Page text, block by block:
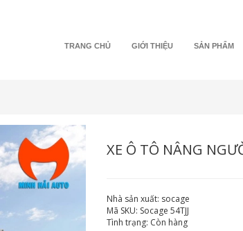
TRANG CHỦ GIỚI THIỆU SẢN PHẨM
XE Ô TÔ NÂNG
Nhà sản xuất: socage
Mã SKU: Socage 54TJJ
Tình trạng: Còn hàng